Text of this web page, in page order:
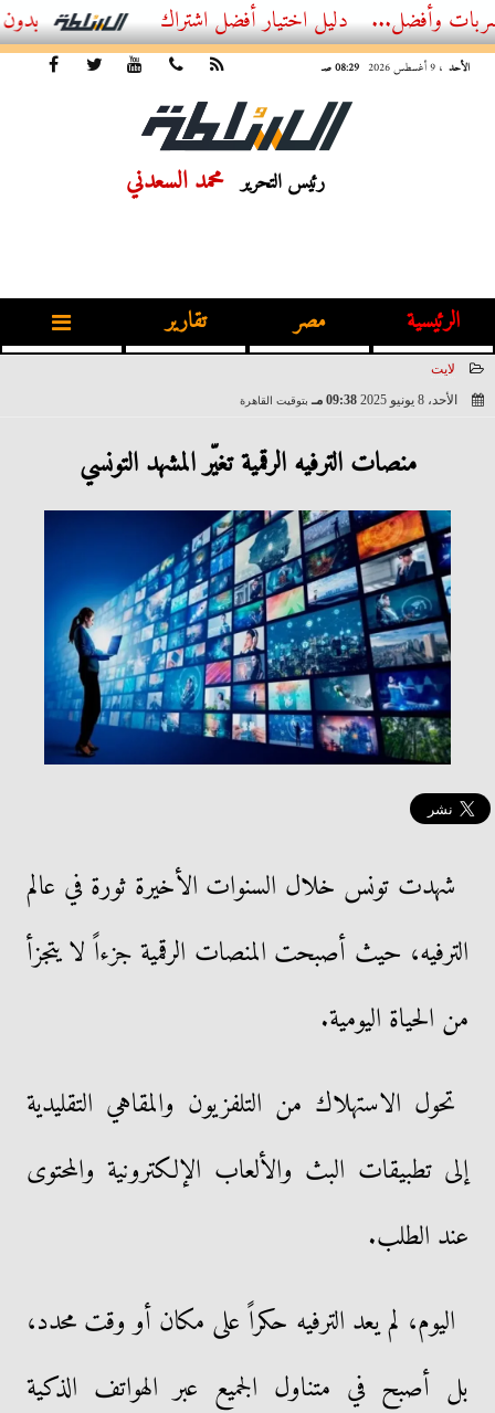
أفضل اشتراك IPTV بدون تقطيع 2026 – دليل المشاهد العصري
الأحد ، 9 أغسطس 2026 08:29 صـ
رئيس التحرير محمد السعدني
الرئيسية مصر تقارير
لايت
الأحد، 8 يونيو 2025
09:38 مـ بتوقيت القاهرة
منصات الترفيه الرقمية تغيّر المشهد التونسي
شهدت تونس خلال السنوات الأخيرة ثورة في عالم
الترفيه، حيث أصبحت المنصات الرقمية جزءاً لا يتجزأ
من الحياة اليومية.
تحول الاستهلاك من التلفزيون والمقاهي التقليدية
إلى تطبيقات البث والألعاب الإلكترونية والمحتوى
عند الطلب.
اليوم، لم يعد الترفيه حكراً على مكان أو وقت محدد،
بل أصبح في متناول الجميع عبر الهواتف الذكية